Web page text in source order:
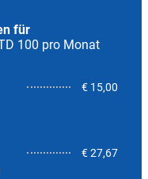
für
100 pro Monat
€ 15,00
€ 27,67